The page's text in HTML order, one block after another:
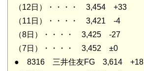
（12日）・・・・ 3,454 +33
（11日）・・・・ 3,421 -4
（8日）・・・・ 3,425 -27
（7日）・・・・ 3,452 ±0
● 8316 三井住友FG 3,614 +18